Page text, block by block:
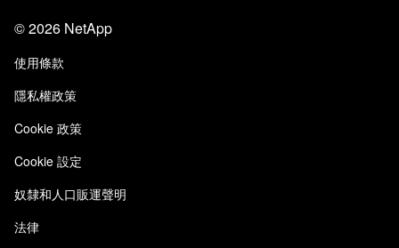
信任中心
責任與永續
品質認證
NetApp Instaclustr
部落格
客戶使用經驗
客戶成功案例
網站意見反應
存取性
電子郵件訂閱
©2026 NetApp
使用條款
隱私權政策
Cookie 政策
Cookie 設定
奴隸和人口販運聲明
法律